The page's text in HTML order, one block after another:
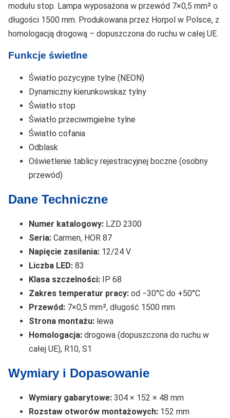
modułu stop. Lampa wyposażona w przewód 7×0,5 mm² o
długości 1500 mm. Produkowana przez Horpol w Polsce, z
homologacją drogową – dopuszczona do ruchu w całej UE.
Funkcje świetlne
Światło pozycyjne tylne (NEON)
Dynamiczny kierunkowskaz tylny
Światło stop
Światło przeciwmgielne tylne
Światło cofania
Odblask
Oświetlenie tablicy rejestracyjnej boczne (osobny
przewód)
Dane Techniczne
Numer katalogowy: LZD 2300
Seria: Carmen, HOR 87
Napięcie zasilania: 12/24 V
Liczba LED: 83
Klasa szczelności: IP 68
Zakres temperatur pracy: od −30°C do +50°C
Przewód: 7×0,5 mm², długość 1500 mm
Strona montażu: lewa
Homologacja: drogowa (dopuszczona do ruchu w
całej UE), R10, S1
Wymiary i Dopasowanie
Wymiary gabarytowe: 304 × 152 × 48 mm
Rozstaw otworów montażowych: 152 mm